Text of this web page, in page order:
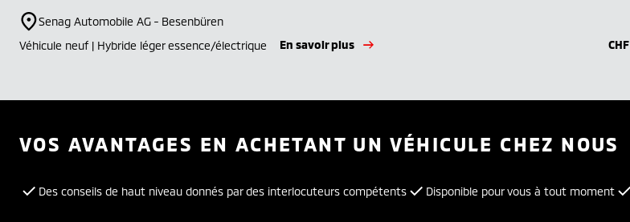
Senag Automobile AG - Besenbüren
Véhicule neuf | Hybride léger essence/électrique
En savoir plus
CHF
VOS AVANTAGES EN ACHETANT UN VÉHICULE CHEZ NOUS
Des conseils de haut niveau donnés par des interlocuteurs compétents Disponible pour vous à tout moment